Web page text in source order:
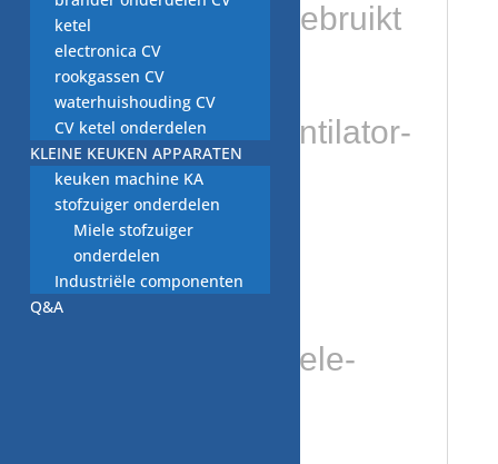
wasmachine/gebruikt
e-vaatwasser-
onderdelen/ventilator-
gebruikte-
vaatwasser-
onderdelen/
https://www.miele-
ketel
electronica CV
rookgassen CV
waterhuishouding CV
CV ketel onderdelen
KLEINE KEUKEN APPARATEN
keuken machine KA
stofzuiger onderdelen
Miele stofzuiger
onderdelen
Industriële componenten
Q&A